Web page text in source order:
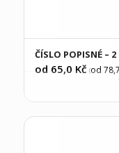
ČÍSLO POPISNÉ – 2
od 65,0 Kč (od 78,7